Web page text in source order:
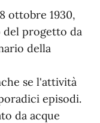
ottobre 1930,
progetto da
della
se l'attività
episodi.
da acque